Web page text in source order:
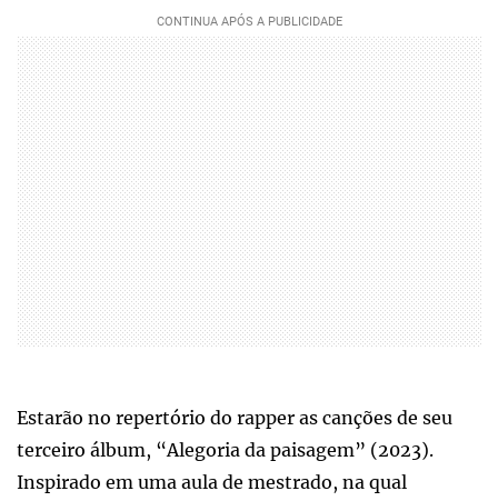
Estarão no repertório do rapper as canções de seu
terceiro álbum, “Alegoria da paisagem” (2023).
Inspirado em uma aula de mestrado, na qual